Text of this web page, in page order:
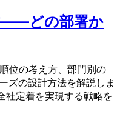
——どの部署か
位の考え方、部門別の
ズの設計方法を解説しま
社定着を実現する戦略を